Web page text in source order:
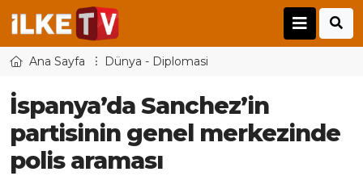
Ana Sayfa Dünya - Diplomasi
İspanya’da Sanchez’in
partisinin genel merkezinde
polis araması